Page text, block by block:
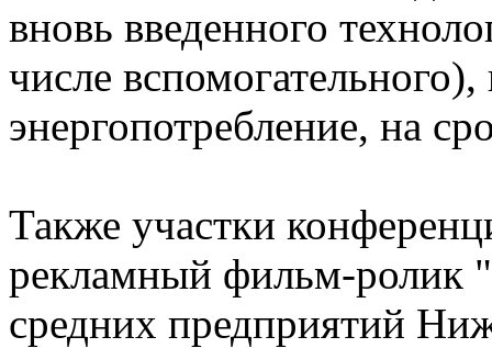
вновь введенного
числе
энергопотребление, на
Также участки
рекламный фильм-ролик
средних предприятий